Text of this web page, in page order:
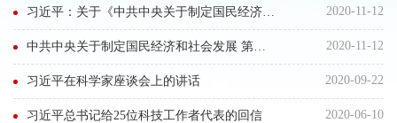
习近平：关于《中共中央关于制定国民经济和社会发展第十四个五年规划和二〇三五年远景目标的建议》的说明 2020-11-12
中共中央关于制定国民经济和社会发展 第十四个五年规划和二〇三五年远景目标的建议 （二〇二〇年十月二十九日中国共产党第十九届中央委员会第五次全体会议通过） 2020-11-12
习近平在科学家座谈会上的讲话 2020-09-22
习近平总书记给25位科技工作者代表的回信 2020-06-10